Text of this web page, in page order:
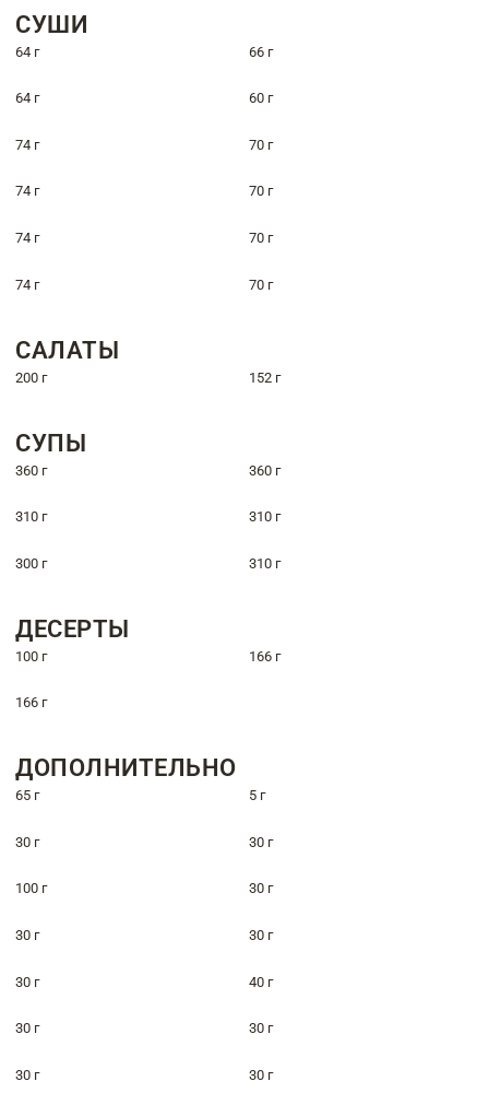
СУШИ
64 г 66 г
64 г 60 г
74 г 70 г
74 г 70 г
74 г 70 г
74 г 70 г
САЛАТЫ
200 г 152 г
СУПЫ
360 г 360 г
310 г 310 г
300 г 310 г
ДЕСЕРТЫ
100 г 166 г
166 г
ДОПОЛНИТЕЛЬНО
65 г 5 г
30 г 30 г
100 г 30 г
30 г 30 г
30 г 40 г
30 г 30 г
30 г 30 г